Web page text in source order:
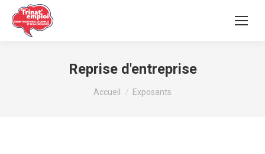
Reprise d'entreprise
Vous êtes ici :
Accueil Exposants